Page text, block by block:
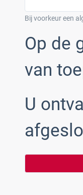
Bij voorkeur een
Op de
van
U